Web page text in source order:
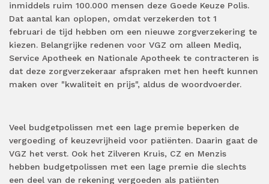
inmiddels ruim 100.000 mensen deze Goede Keuze Polis.
Dat aantal kan oplopen, omdat verzekerden tot 1
februari de tijd hebben om een nieuwe zorgverzekering te
kiezen. Belangrijke redenen voor VGZ om alleen Mediq,
Service Apotheek en Nationale Apotheek te contracteren is
dat deze zorgverzekeraar afspraken met hen heeft kunnen
maken over "kwaliteit en prijs", aldus de woordvoerder.
Veel budgetpolissen met een lage premie beperken de
vergoeding of keuzevrijheid voor patiënten. Daarin gaat de
VGZ het verst. Ook het Zilveren Kruis, CZ en Menzis
hebben budgetpolissen met een lage premie die slechts
een deel van de rekening vergoeden als patiënten